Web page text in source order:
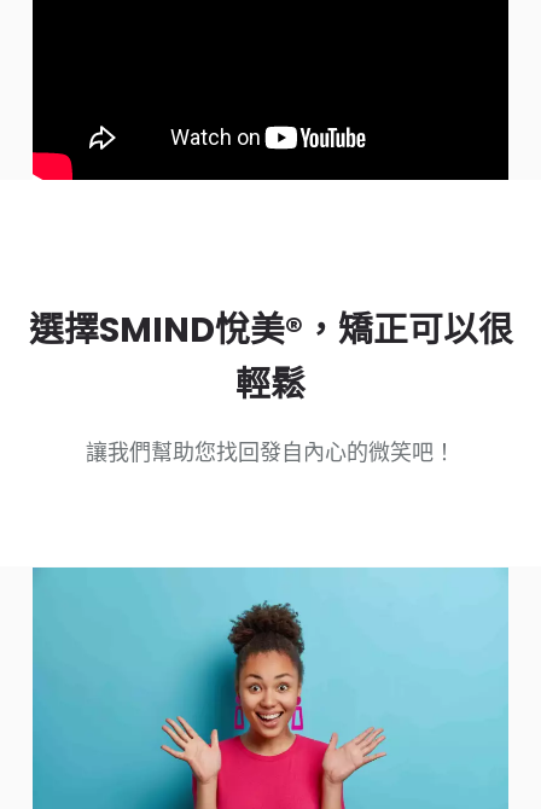
選擇SMIND悅美®，矯正可以很
輕鬆
讓我們幫助您找回發自內心的微笑吧！